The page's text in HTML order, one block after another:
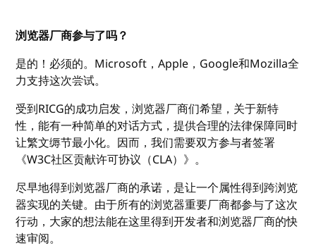
浏览器厂商参与了吗？
是的！必须的。Microsoft，Apple，Google和Mozilla全
力支持这次尝试。
受到RICG的成功启发，浏览器厂商们希望，关于新特
性，能有一种简单的对话方式，提供合理的法律保障同时
让繁文缛节最小化。因而，我们需要双方参与者签署
《W3C社区贡献许可协议（CLA）》。
尽早地得到浏览器厂商的承诺，是让一个属性得到跨浏览
器实现的关键。由于所有的浏览器重要厂商都参与了这次
行动，大家的想法能在这里得到开发者和浏览器厂商的快
速审阅。